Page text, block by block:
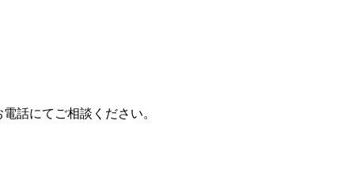
話にてご相談ください。